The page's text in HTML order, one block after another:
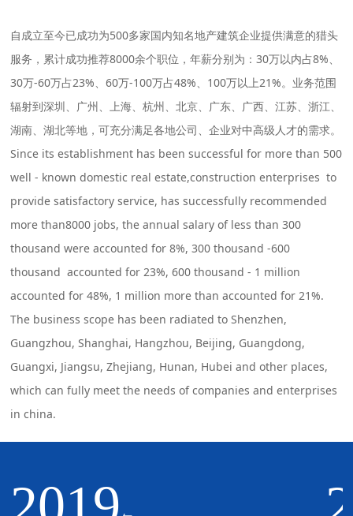
自成立至今已成功为500多家国内知名地产建筑企业提供满意的猎头
服务，累计成功推荐8000余个职位，年薪分别为：30万以内占8%、
30万-60万占23%、60万-100万占48%、100万以上21%。业务范围
辐射到深圳、广州、上海、杭州、北京、广东、广西、江苏、浙江、
湖南、湖北等地，可充分满足各地公司、企业对中高级人才的需求。
Since its establishment has been successful for more than 500
well - known domestic real estate,construction enterprises to
provide satisfactory service, has successfully recommended
more than8000 jobs, the annual salary of less than 300
thousand were accounted for 8%, 300 thousand -600
thousand accounted for 23%, 600 thousand - 1 million
accounted for 48%, 1 million more than accounted for 21%.
The business scope has been radiated to Shenzhen,
Guangzhou, Shanghai, Hangzhou, Beijing, Guangdong,
Guangxi, Jiangsu, Zhejiang, Hunan, Hubei and other places,
which can fully meet the needs of companies and enterprises
in china.